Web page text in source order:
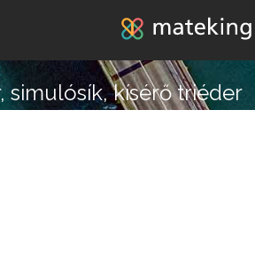
Jump to
simulósík, kísérő triéder
lépésre vagy
melléd